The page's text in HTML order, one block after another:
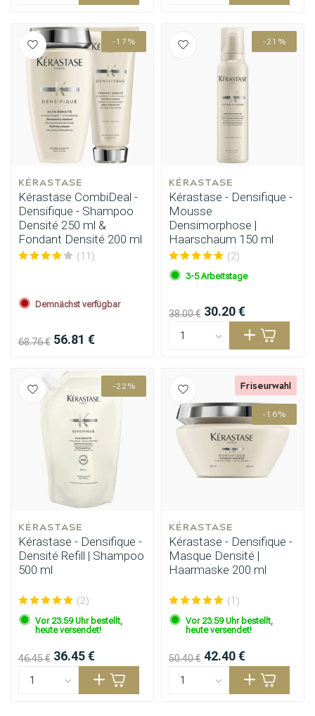
Stylingprodukte Haarfärbung
-17%
KÉRASTASE
Kérastase CombiDeal -
Densifique - Shampoo
Densité 250 ml &
Fondant Densité 200 ml
(11)
Demnächst verfügbar
68.76 € 56.81 €
-21%
KÉRASTASE
Kérastase - Densifique -
Mousse
Densimorphose |
Haarschaum 150 ml
(2)
3-5 Arbeitstage
38.00 € 30.20 €
-22%
KÉRASTASE
Kérastase - Densifique -
Densité Refill | Shampoo
500 ml
(2)
Vor 23:59 Uhr bestellt,
heute versendet!
46.45 € 36.45 €
-16%
KÉRASTASE
Kérastase - Densifique -
Masque Densité |
Haarmaske 200 ml
(1)
Vor 23:59 Uhr bestellt,
heute versendet!
50.40 € 42.40 €
Friseurwahl